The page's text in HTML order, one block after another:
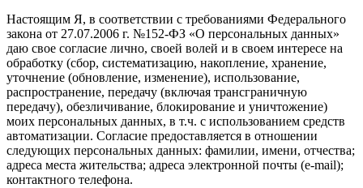
Настоящим Я, в соответствии с требованиями Федерального
закона от 27.07.2006 г. №152-ФЗ «О персональных данных»
даю свое согласие лично, своей волей и в своем интересе на
обработку (сбор, систематизацию, накопление, хранение,
уточнение (обновление, изменение), использование,
распространение, передачу (включая трансграничную
передачу), обезличивание, блокирование и уничтожение)
моих персональных данных, в т.ч. с использованием средств
автоматизации. Согласие предоставляется в отношении
следующих персональных данных: фамилии, имени, отчества;
адреса места жительства; адреса электронной почты (e-mail);
контактного телефона.